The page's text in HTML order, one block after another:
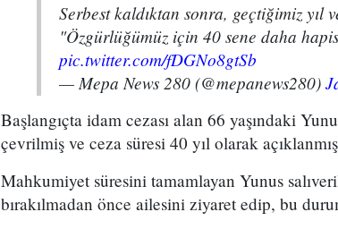
Serbest kaldıktan sonra, geçtiğimiz yıl
"Özgürlüğümüz için 40 sene daha
pic.twitter.com/fDGNo8gtSb
— Mepa News 280 (@mepanews280)
Başlangıçta idam cezası alan 66 yaşındaki
çevrilmiş ve ceza süresi 40 yıl olarak
Mahkumiyet süresini tamamlayan Yunus
bırakılmadan önce ailesini ziyaret edip, bu